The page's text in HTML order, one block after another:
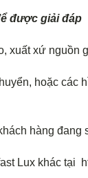
được giải đáp
xuất xứ nguồn
hoặc các
hàng đang
Lux khác tại